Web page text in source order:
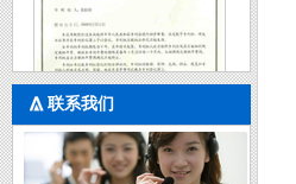
实用新型专利证书三
联系我们